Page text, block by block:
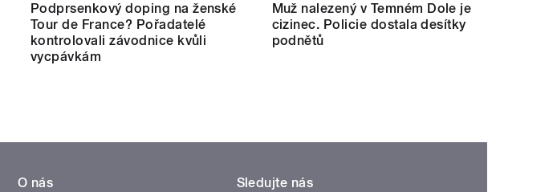
Podprsenkový doping na ženské
Tour de France? Pořadatelé
kontrolovali závodnice kvůli
vycpávkám
Muž nalezený v Temném Dole je
cizinec. Policie dostala desítky
podnětů
O nás
Sledujte nás